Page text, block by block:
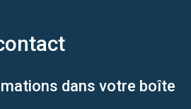
dans votre boîte